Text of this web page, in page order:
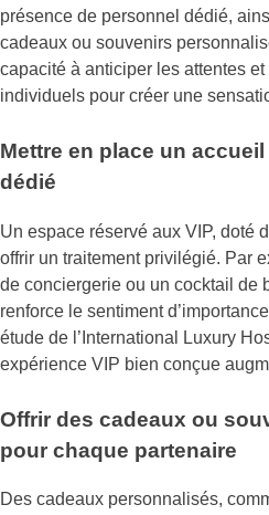
présence de personnel dédié,
cadeaux ou souvenirs
capacité à anticiper les attentes
individuels pour créer une
Mettre en place un
dédié
Un espace réservé aux VIP, doté
offrir un traitement privilégié. Par
de conciergerie ou un cocktail de
renforce le sentiment
étude de l’International Luxury
expérience VIP bien conçue
Offrir des cadeaux ou
pour chaque partenaire
Des cadeaux personnalisés,